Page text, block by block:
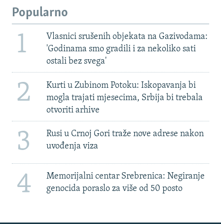
Popularno
1
Vlasnici srušenih objekata na Gazivodama:
'Godinama smo gradili i za nekoliko sati
ostali bez svega'
2
Kurti u Zubinom Potoku: Iskopavanja bi
mogla trajati mjesecima, Srbija bi trebala
otvoriti arhive
3
Rusi u Crnoj Gori traže nove adrese nakon
uvođenja viza
4
Memorijalni centar Srebrenica: Negiranje
genocida poraslo za više od 50 posto